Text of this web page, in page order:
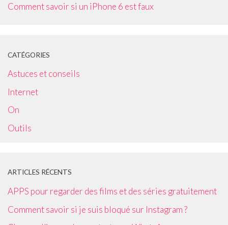
Comment savoir si un iPhone 6 est faux
CATÉGORIES
Astuces et conseils
Internet
On
Outils
ARTICLES RÉCENTS
APPS pour regarder des films et des séries gratuitement
Comment savoir si je suis bloqué sur Instagram ?